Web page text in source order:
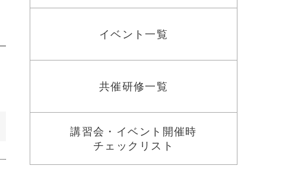
イベント一覧
共催研修一覧
講習会・イベント開催時
チェックリスト